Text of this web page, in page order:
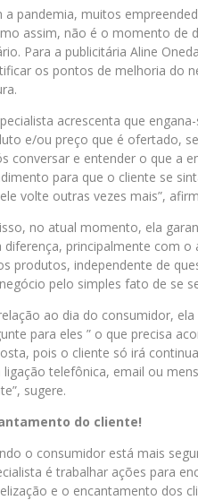
a pandemia, muitos
assim, não é o momento de
Para a publicitária Aline
os pontos de melhoria do
acrescenta que
e/ou preço que é ofertado,
conversar e entender o que a
para que o cliente se
volte outras vezes mais”,
no atual momento, ela
diferença, principalmente com o
produtos, independente de
pelo simples fato de se
ao dia do consumidor,
para eles ” o que precisa
pois o cliente só irá
ligação telefônica, email ou
sugere.
do cliente!
o consumidor está mais
é trabalhar ações para
e o encantamento dos